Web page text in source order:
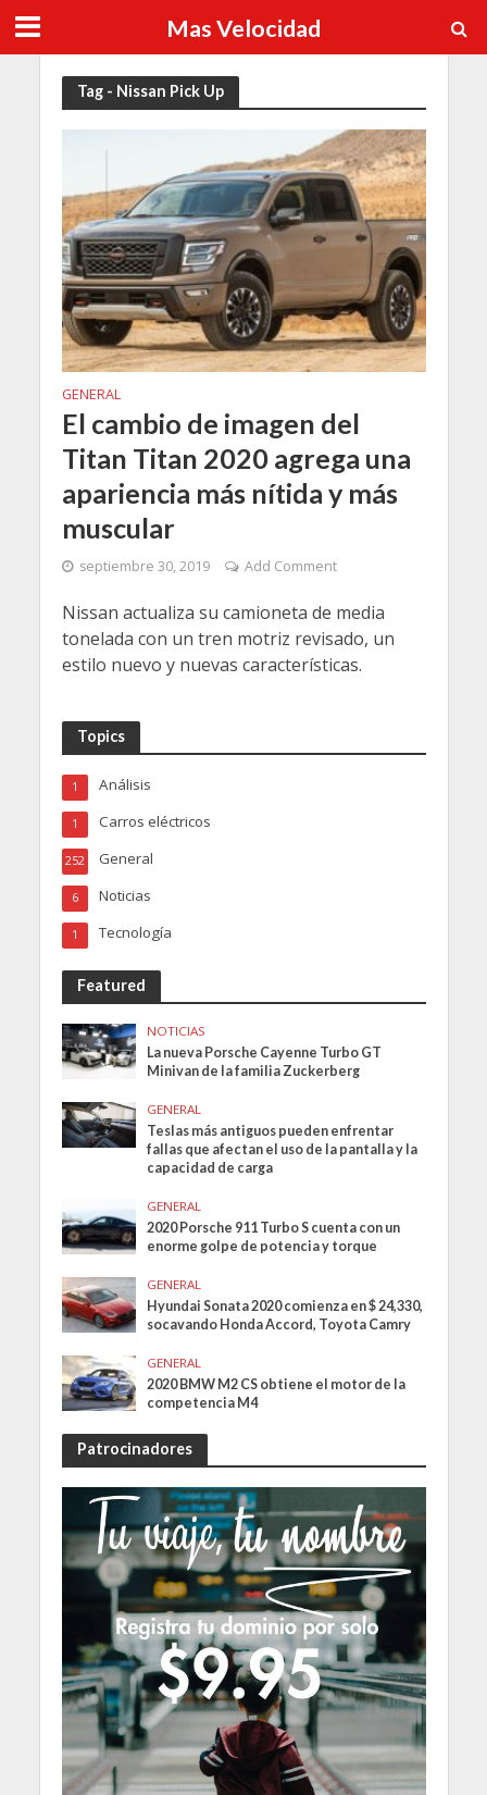
Mas Velocidad
Tag - Nissan Pick Up
GENERAL
El cambio de imagen del
Titan Titan 2020 agrega una
apariencia más nítida y más
muscular
septiembre 30, 2019 Add Comment
Nissan actualiza su camioneta de media
tonelada con un tren motriz revisado, un
estilo nuevo y nuevas características.
Topics
Análisis
1
Carros eléctricos
1
General
252
Noticias
6
Tecnología
1
Featured
NOTICIAS
La nueva Porsche Cayenne Turbo GT
Minivan de la familia Zuckerberg
GENERAL
Teslas más antiguos pueden enfrentar
fallas que afectan el uso de la pantalla y la
capacidad de carga
GENERAL
2020 Porsche 911 Turbo S cuenta con un
enorme golpe de potencia y torque
GENERAL
Hyundai Sonata 2020 comienza en $ 24,330,
socavando Honda Accord, Toyota Camry
GENERAL
2020 BMW M2 CS obtiene el motor de la
competencia M4
Patrocinadores